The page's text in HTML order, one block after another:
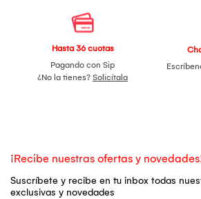
Hasta 36 cuotas
Pagando con Sip
¿No la tienes? Solicítala
¡Recibe nuestras ofertas y
Suscríbete y recibe en tu inbox todas
exclusivas y novedades